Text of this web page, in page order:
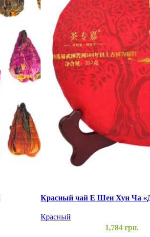
Красный чай Е Шен Хун Ча
Красный
1,784грн.